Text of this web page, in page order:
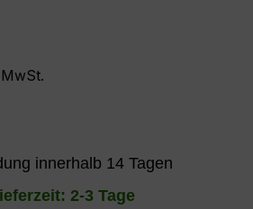
innerhalb 14 Tagen
2-3 Tage